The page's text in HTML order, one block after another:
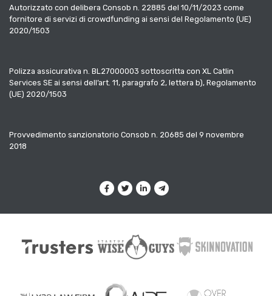
Autorizzato con delibera Consob n. 22885 del 10/11/2023 come
fornitore di servizi di crowdfunding ai sensi del Regolamento (UE)
2020/1503
Polizza assicurativa n. BL27000003 sottoscritta con XL Catlin
Services SE ai sensi dell’art. 11, paragrafo 2, lettera b), Regolamento
(UE) 2020/1503
Provvedimento sanzionatorio Consob n. 20685 del 9 novembre
2018